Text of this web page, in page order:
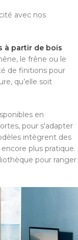
avec nos
à partir de bois
le frêne ou le
de finitions pour
qu’elle soit
en
pour s'adapter
intègrent des
plus pratique.
pour ranger